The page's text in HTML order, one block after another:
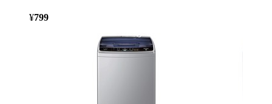
¥799